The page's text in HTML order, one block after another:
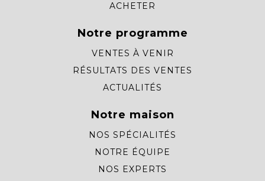
ACHETER
Notre programme
VENTES À VENIR
RÉSULTATS DES VENTES
ACTUALITÉS
Notre maison
NOS SPÉCIALITÉS
NOTRE ÉQUIPE
NOS EXPERTS